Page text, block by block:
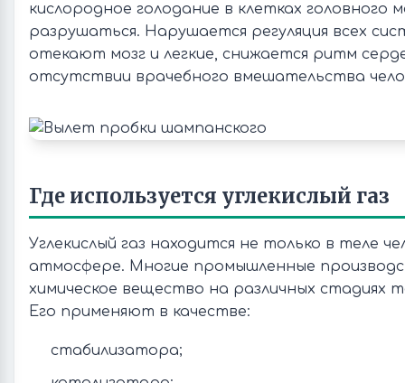
кислородное голодание в клетках головного
разрушаться. Нарушается регуляция всех
отекают мозг и легкие, снижается ритм
отсутствии врачебного вмешательства
Где используется углекислый газ
Углекислый газ находится не только в теле
атмосфере. Многие промышленные
химическое вещество на различных стадиях
Его применяют в качестве:
стабилизатора;